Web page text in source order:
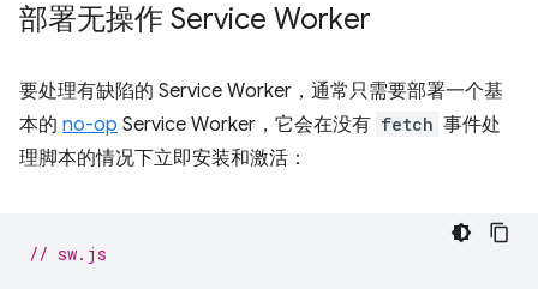
部署无操作 Service Worker
要处理有缺陷的 Service Worker，通常只需要部署一个基
本的 no-op Service Worker，它会在没有 fetch 事件处
理脚本的情况下立即安装和激活：
// sw.js